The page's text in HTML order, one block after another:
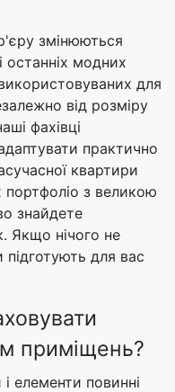
змінюються
модних
використовуваних для
від розміру
фахівці
практично
квартири
портфоліо з великою
знайдете
Якщо нічого не
для вас
приміщень?
елементи повинні